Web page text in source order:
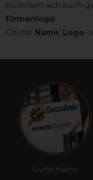
kümmert sich auch
Firmenlogo.
Ob mit Name, Logo
Gutscheine